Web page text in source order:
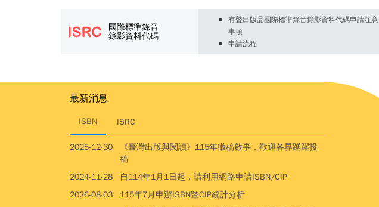
國際標準錄音
錄影資料代碼
有聲出版品國際標準錄音錄影資料代碼申請注意
事項
申請流程
最新消息
ISBN ISRC
2025-12-30
《臺灣出版與閱讀》115年徵稿啟事，歡迎各界踴躍投
稿
2024-11-28
自114年1月1日起，請利用網路申請ISBN/CIP
2026-08-03
115年7月申辦ISBN暨CIP統計分析